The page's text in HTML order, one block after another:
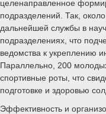
целенаправленное
подразделений. Так,
дальнейшей службы в
подразделениях, что
ведомства к укреплению
Параллельно, 200
спортивные роты, что
подготовке и здоровью
Эффективность и